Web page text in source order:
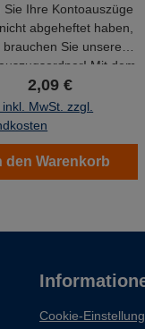
Sie Ihre Kontoauszüge
abgeheftet haben,
Sie unseren
Mit dem
haben Sie Ihre
immer schnell
griffbereit.
2,09 €
MwSt. zzgl.
den Warenkorb
Cookie-